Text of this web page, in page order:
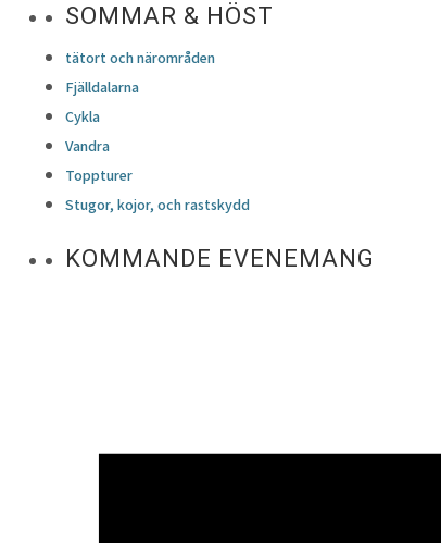
SOMMAR & HÖST
tätort och närområden
Fjälldalarna
Cykla
Vandra
Toppturer
Stugor, kojor, och rastskydd
KOMMANDE EVENEMANG